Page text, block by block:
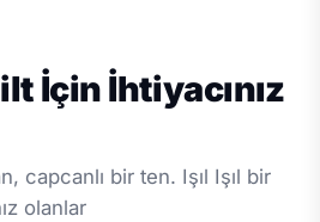
İçin İhtiyacınız
capcanlı bir ten. Işıl Işıl bir
olanlar